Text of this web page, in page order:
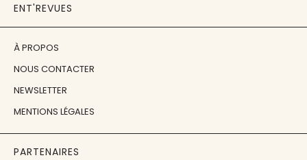
ENT'REVUES
À PROPOS
NOUS CONTACTER
NEWSLETTER
MENTIONS LÉGALES
PARTENAIRES